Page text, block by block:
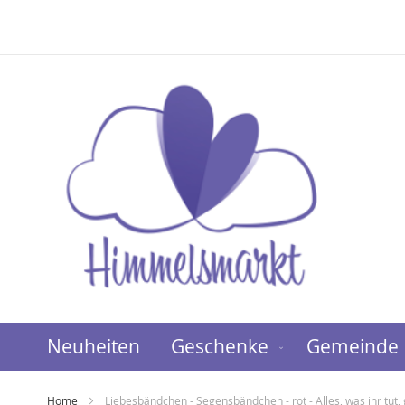
Neuheiten Geschenke Gemeinde
Home Liebesbändchen - Segensbändchen - rot - Alles, was ihr tut,